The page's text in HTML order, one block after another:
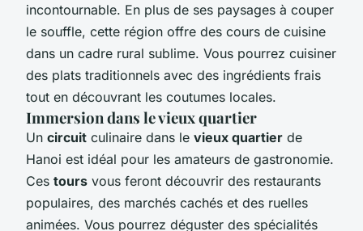
incontournable. En plus de ses paysages à couper
le souffle, cette région offre des cours de cuisine
dans un cadre rural sublime. Vous pourrez cuisiner
des plats traditionnels avec des ingrédients frais
tout en découvrant les coutumes locales.
Immersion dans le vieux quartier
Un circuit culinaire dans le vieux quartier de
Hanoi est idéal pour les amateurs de gastronomie.
Ces tours vous feront découvrir des restaurants
populaires, des marchés cachés et des ruelles
animées. Vous pourrez déguster des spécialités